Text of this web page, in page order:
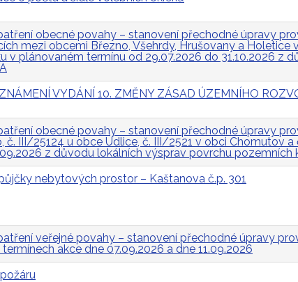
obecné povahy – stanovení přechodné úpravy
mezi obcemi Březno, Všehrdy, Hrušovany a
v plánovaném termínu od 29.07.2026 do 31.10.2026 z
VYDÁNÍ 10. ZMĚNY ZÁSAD ÚZEMNÍHO
obecné povahy – stanovení přechodné úpravy
č. III/25124 u obce Údlice, č. III/2521 v obci Chomutov
z důvodu lokálních výsprav povrchu pozemních
nebytových prostor – Kaštanova č.p. 301
veřejné povahy – stanovení přechodné úpravy
akce dne 07.09.2026 a dne 11.09.2026